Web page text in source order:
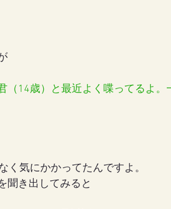
（14歳）と最近よく喋ってるよ。
く気にかかってたんですよ。
聞き出してみると